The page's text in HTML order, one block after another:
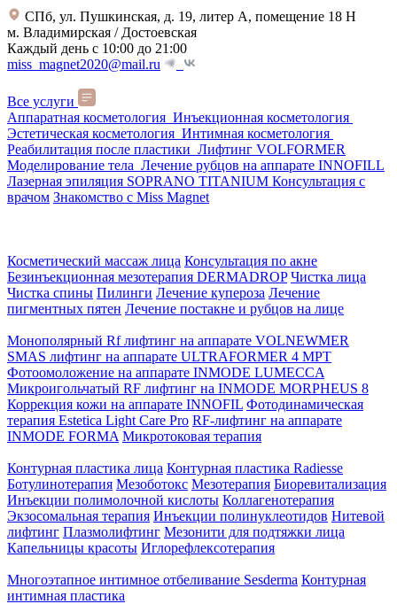
СПб, ул. Пушкинская, д. 19, литер А, помещение 18 Н
м. Владимирская / Достоевская
Каждый день с 10:00 до 21:00
miss_magnet2020@mail.ru
Все услуги
Аппаратная косметология Инъекционная косметология
Эстетическая косметология Интимная косметология
Реабилитация после пластики Лифтинг VOLFORMER
Моделирование тела Лечение рубцов на аппарате INNOFILL
Лазерная эпиляция SOPRANO TITANIUM Консультация с
врачом Знакомство с Miss Magnet
Косметический массаж лица Консультация по акне
Безинъекционная мезотерапия DERMADROP Чистка лица
Чистка спины Пилинги Лечение купероза Лечение
пигментных пятен Лечение постакне и рубцов на лице
Монополярный Rf лифтинг на аппарате VOLNEWMER
SMAS лифтинг на аппарате ULTRAFORMER 4 MРТ
Фотоомоложение на аппарате INMODE LUMECCA
Микроигольчатый RF лифтинг на INMODE MORPHEUS 8
Коррекция кожи на аппарате INNOFIL Фотодинамическая
терапия Estetica Light Care Pro RF-лифтинг на аппарате
INMODE FORMA Микротоковая терапия
Контурная пластика лица Контурная пластика Radiesse
Ботулинотерапия Мезоботокс Мезотерапия Биоревитализация
Инъекции полимолочной кислоты Коллагенотерапия
Экзосомальная терапия Инъекции полинуклеотидов Нитевой
лифтинг Плазмолифтинг Мезонити для подтяжки лица
Капельницы красоты Иглорефлексотерапия
Многоэтапное интимное отбеливание Sesderma Контурная
интимная пластика